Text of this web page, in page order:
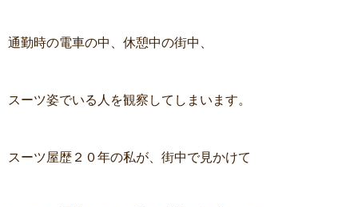
通勤時の電車の中、休憩中の街中、
スーツ姿でいる人を観察してしまいます。
スーツ屋歴２０年の私が、街中で見かけて